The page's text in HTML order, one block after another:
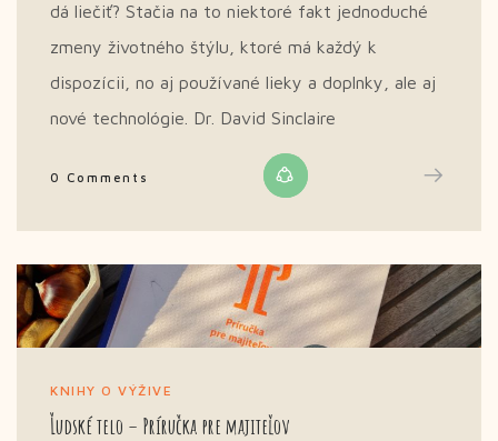
dá liečiť? Stačia na to niektoré fakt jednoduché
zmeny životného štýlu, ktoré má každý k
dispozícii, no aj používané lieky a doplnky, ale aj
nové technológie. Dr. David Sinclaire
0 Comments
KNIHY O VÝŽIVE
Ľudské telo – Príručka pre majiteľov